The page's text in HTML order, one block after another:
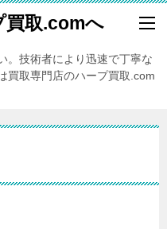
買取.comへ
。技術者により迅速で丁寧な
買取専門店のハープ買取.com